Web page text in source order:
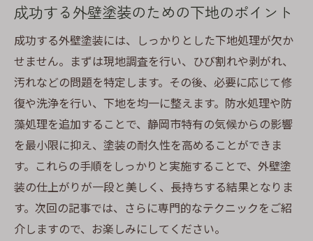
成功する外壁塗装のための下地のポイント
成功する外壁塗装には、しっかりとした下地処理が欠か
せません。まずは現地調査を行い、ひび割れや剥がれ、
汚れなどの問題を特定します。その後、必要に応じて修
復や洗浄を行い、下地を均一に整えます。防水処理や防
藻処理を追加することで、静岡市特有の気候からの影響
を最小限に抑え、塗装の耐久性を高めることができま
す。これらの手順をしっかりと実施することで、外壁塗
装の仕上がりが一段と美しく、長持ちする結果となりま
す。次回の記事では、さらに専門的なテクニックをご紹
介しますので、お楽しみにしてください。